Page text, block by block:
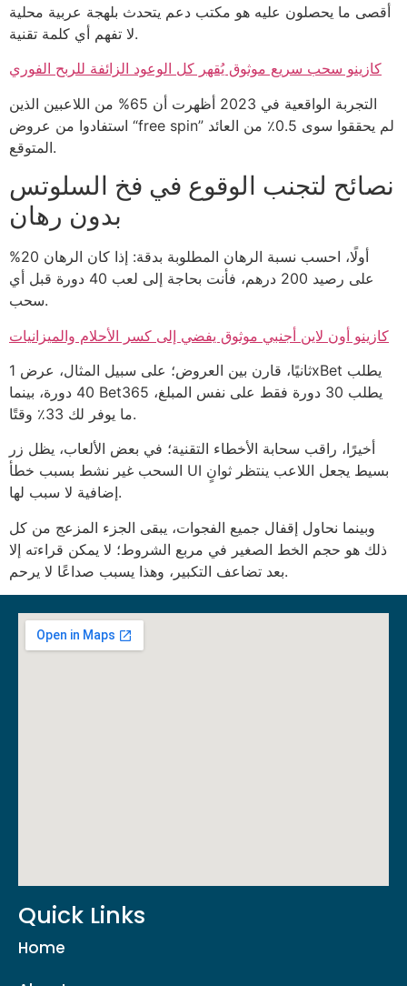
أقصى ما يحصلون عليه هو مكتب دعم يتحدث بلهجة عربية محلية
لا تفهم أي كلمة تقنية.
كازينو سحب سريع موثوق يُقهر كل الوعود الزائفة للربح الفوري
التجربة الواقعية في 2023 أظهرت أن 65% من اللاعبين الذين
استفادوا من عروض “free spin” لم يحققوا سوى 0.5٪ من العائد
المتوقع.
نصائح لتجنب الوقوع في فخ السلوتس
بدون رهان
أولًا، احسب نسبة الرهان المطلوبة بدقة: إذا كان الرهان 20%
على رصيد 200 درهم، فأنت بحاجة إلى لعب 40 دورة قبل أي
سحب.
كازينو أون لاين أجنبي موثوق يفضي إلى كسر الأحلام والميزانيات
ثانيًا، قارن بين العروض؛ على سبيل المثال، عرض 1xBet يطلب
40 دورة، بينما Bet365 يطلب 30 دورة فقط على نفس المبلغ،
ما يوفر لك 33٪ وقتًا.
أخيرًا، راقب سحابة الأخطاء التقنية؛ في بعض الألعاب، يظل زر
السحب غير نشط بسبب خطأ UI بسيط يجعل اللاعب ينتظر ثوانٍ
إضافية لا سبب لها.
وبينما نحاول إقفال جميع الفجوات، يبقى الجزء المزعج من كل
ذلك هو حجم الخط الصغير في مربع الشروط؛ لا يمكن قراءته إلا
بعد تضاعف التكبير، وهذا يسبب صداعًا لا يرحم.
Quick Links
Home